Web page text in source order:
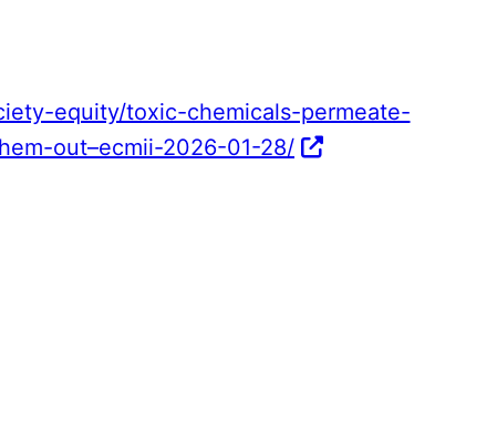
equity/toxic-chemicals-permeate-
out–ecmii-2026-01-28/